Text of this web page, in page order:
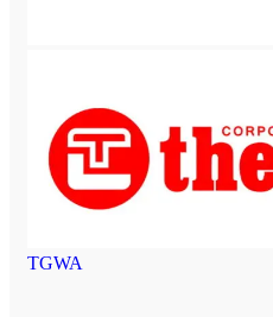
TGWA